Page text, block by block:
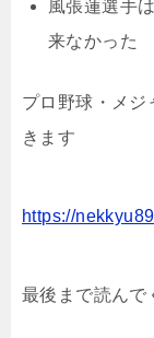
風張蓮選手
来なかった
プロ野球・メジ
きます
https://
最後まで読んで